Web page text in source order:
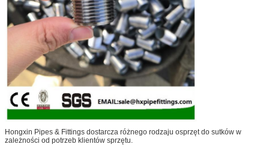
Hongxin Pipes & Fittings dostarcza różnego rodzaju osprzęt do sutków w
zależności od potrzeb klientów sprzętu.